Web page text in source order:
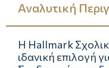
Αναλυτική
Η Hallmark
ιδανική επιλογή